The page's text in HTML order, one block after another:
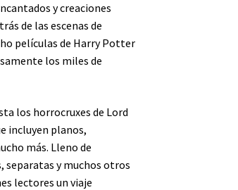
y creaciones
de las escenas de
películas de Harry Potter
los miles de
los horrocruxes de Lord
incluyen planos,
más. Lleno de
separatas y muchos otros
lectores un viaje